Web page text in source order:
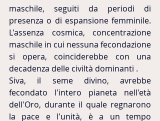
maschile, seguiti da periodi di
presenza o di espansione femminile.
L'assenza cosmica, concentrazione
maschile in cui nessuna fecondazione
si opera, coinciderebbe con una
decadenza delle civiltà dominanti .
Siva, il seme divino, avrebbe
fecondato l'intero pianeta nell'età
dell'Oro, durante il quale regnarono
la pace e l'unità, è a un tempo